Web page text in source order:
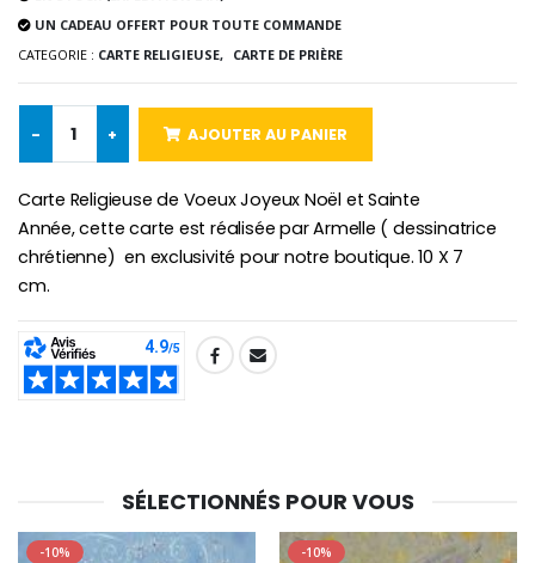
€9.90
Bougie Neuvaine pour une Guérison - 17.5cm
€4.90 €23.00
UN CADEAU OFFERT POUR TOUTE COMMANDE
CATEGORIE : CARTE RELIGIEUSE, CARTE DE PRIÈRE
- + AJOUTER AU PANIER
Carte Religieuse de Voeux Joyeux Noël et Sainte
Année, cette carte est réalisée par Armelle ( dessinatrice
chrétienne) en exclusivité pour notre boutique. 10 X 7
cm.
SHARE:
SÉLECTIONNÉS POUR VOUS
-10% -10%